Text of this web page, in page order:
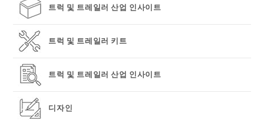
트럭 및 트레일러 산업 인사이트
트럭 및 트레일러 키트
트럭 및 트레일러 산업 인사이트
디자인